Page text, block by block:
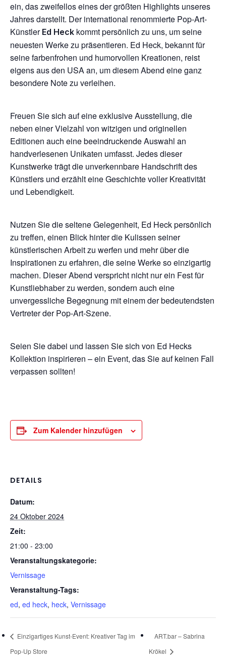
GO TO SHOP
ein, das zweifellos eines der größten Highlights unseres
Jahres darstellt. Der international renommierte Pop-Art-
Künstler Ed Heck kommt persönlich zu uns, um seine
neuesten Werke zu präsentieren. Ed Heck, bekannt für
seine farbenfrohen und humorvollen Kreationen, reist
eigens aus den USA an, um diesem Abend eine ganz
besondere Note zu verleihen.
Freuen Sie sich auf eine exklusive Ausstellung, die
neben einer Vielzahl von witzigen und originellen
Editionen auch eine beeindruckende Auswahl an
handverlesenen Unikaten umfasst. Jedes dieser
Kunstwerke trägt die unverkennbare Handschrift des
Künstlers und erzählt eine Geschichte voller Kreativität
und Lebendigkeit.
Nutzen Sie die seltene Gelegenheit, Ed Heck persönlich
zu treffen, einen Blick hinter die Kulissen seiner
künstlerischen Arbeit zu werfen und mehr über die
Inspirationen zu erfahren, die seine Werke so einzigartig
machen. Dieser Abend verspricht nicht nur ein Fest für
Kunstliebhaber zu werden, sondern auch eine
unvergessliche Begegnung mit einem der bedeutendsten
Vertreter der Pop-Art-Szene.
Seien Sie dabei und lassen Sie sich von Ed Hecks
Kollektion inspirieren – ein Event, das Sie auf keinen Fall
verpassen sollten!
Zum Kalender hinzufügen
DETAILS
Datum:
24 Oktober 2024
Zeit:
21:00 - 23:00
Veranstaltungskategorie:
Vernissage
Veranstaltung-Tags:
ed, ed heck, heck, Vernissage
Einzigartiges Kunst-Event: Kreativer Tag im
Pop-Up Store
ART.bar – Sabrina
Krökel